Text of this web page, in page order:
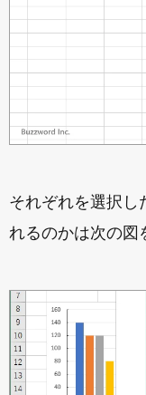
それぞれを選択し
れるのかは次の図